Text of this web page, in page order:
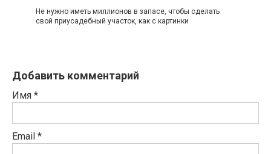
Не нужно иметь миллионов в запасе, чтобы сделать
свой приусадебный участок, как с картинки
Добавить комментарий
Имя *
Email *